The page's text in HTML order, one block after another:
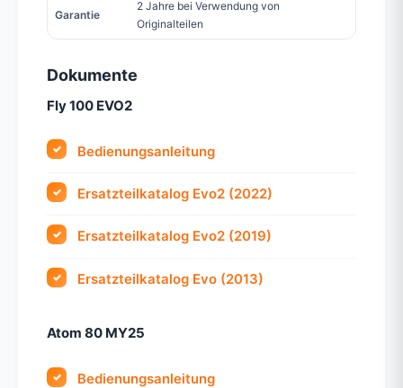
Garantie
2 Jahre bei Verwendung von
Originalteilen
Dokumente
Fly 100 EVO2
Bedienungsanleitung
Ersatzteilkatalog Evo2 (2022)
Ersatzteilkatalog Evo2 (2019)
Ersatzteilkatalog Evo (2013)
Atom 80 MY25
Bedienungsanleitung